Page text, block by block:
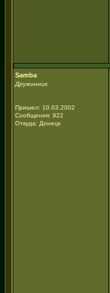
Samba
Дружинник
Пришел: 10.03.2002
Сообщения: 922
Откуда: Донецк